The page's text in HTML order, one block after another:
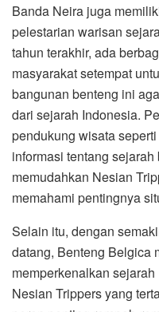
Banda Neira juga
pelestarian warisan
tahun terakhir, ada
masyarakat setempat
bangunan benteng ini
dari sejarah Indonesia.
pendukung wisata
informasi tentang
memudahkan Nesian
memahami pentingnya
Selain itu, dengan
datang, Benteng Belgica
memperkenalkan
Nesian Trippers yang